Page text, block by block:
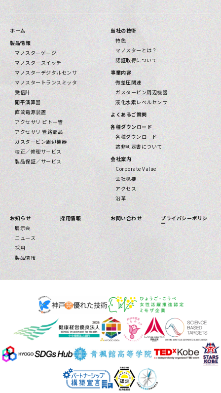
ホーム
製品情報
マノスターゲージ
マノスタースイッチ
マノスターデジタルセンサ
マノスタートランスミッタ
受信計
開平演算器
直流電源装置
アクセサリ ピトー管
アクセサリ 管路部品
ガスタービン周辺機器
校正／修理サービス
製品保証／サービス
当社の技術
特色
マノスターとは？
認証取得について
事業内容
微差圧関連
ガスタービン周辺機器
液化水素レベルセンサ
よくあるご質問
各種ダウンロード
各種ダウンロード
該⾮判定書について
会社案内
Corporate Value
会社概要
アクセス
沿革
お知らせ
展示会
ニュース
採用
製品情報
採用情報 お問い合わせ プライバシーポリシ
ー